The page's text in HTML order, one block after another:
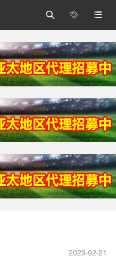



2023-02-21